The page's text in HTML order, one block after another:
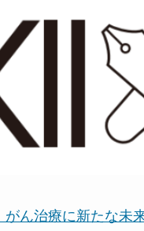
がん治療に新たな未